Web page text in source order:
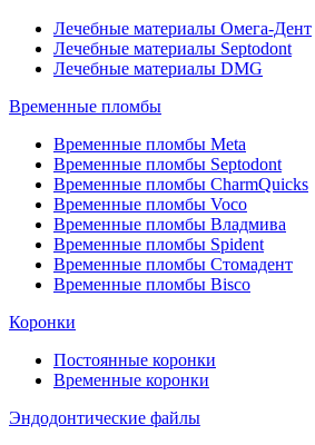
Лечебные материалы Омега-Дент
Лечебные материалы Septodont
Лечебные материалы DMG
Временные пломбы
Временные пломбы Meta
Временные пломбы Septodont
Временные пломбы CharmQuicks
Временные пломбы Voco
Временные пломбы Владмива
Временные пломбы Spident
Временные пломбы Стомадент
Временные пломбы Bisco
Коронки
Постоянные коронки
Временные коронки
Эндодонтические файлы